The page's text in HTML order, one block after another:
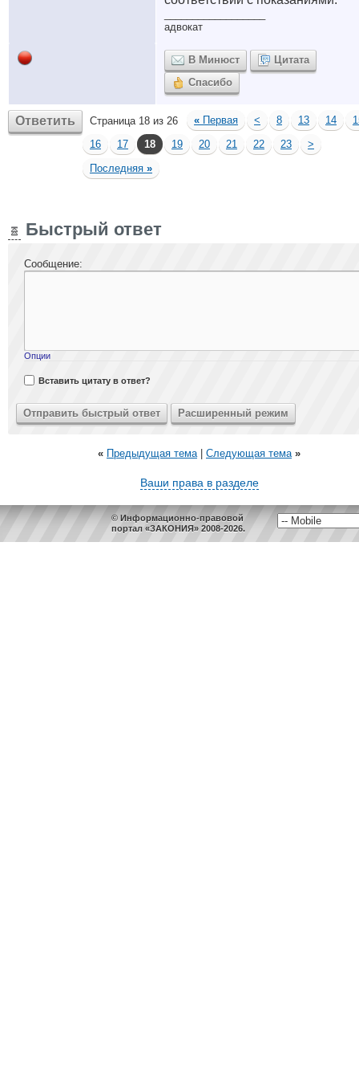
адвокат
В Минюст
Цитата
Спасибо
Ответить Страница 18 из 26 « Первая < 8 13 14
16
17 18 19 20 21 22 23
>
Последняя »
Быстрый ответ
Сообщение:
Опции
Вставить цитату в ответ?
« Предыдущая тема| Следующая тема »
Ваши права в разделе
© Информационно-правовой
портал «ЗАКОНИЯ» 2008-2026.